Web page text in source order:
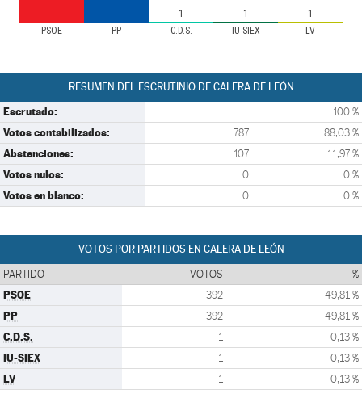
PSOE PP C.D.S. IU-SIEX LV
1 1 1
RESUMEN DEL ESCRUTINIO DE CALERA DE LEÓN
Escrutado: 100 %
Votos contabilizados: 787 88,03 %
Abstenciones: 107 11,97 %
Votos nulos: 0 0 %
Votos en blanco: 0 0 %
VOTOS POR PARTIDOS EN CALERA DE LEÓN
PARTIDO VOTOS %
PSOE 392 49,81 %
PP 392 49,81 %
C.D.S. 1 0,13 %
IU-SIEX 1 0,13 %
LV 1 0,13 %